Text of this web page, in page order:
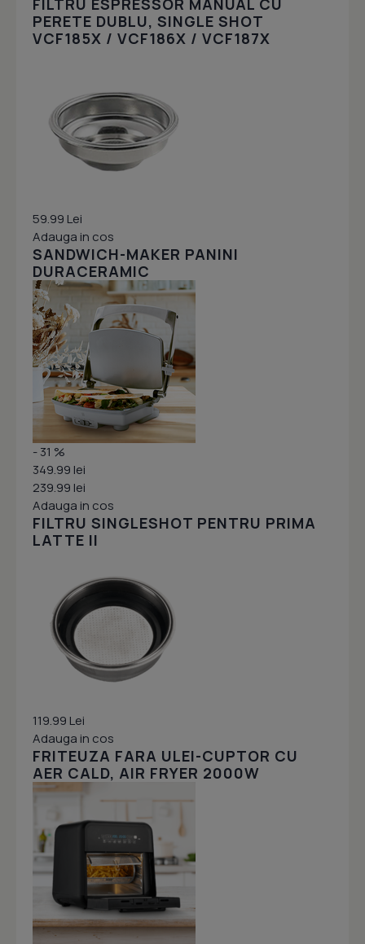
FILTRU ESPRESSOR MANUAL CU
PERETE DUBLU, SINGLE SHOT
VCF185X / VCF186X / VCF187X
59.99 Lei
Adauga in cos
SANDWICH-MAKER PANINI
DURACERAMIC
- 31 %
349.99 lei
239.99 lei
Adauga in cos
FILTRU SINGLESHOT PENTRU PRIMA
LATTE II
119.99 Lei
Adauga in cos
FRITEUZA FARA ULEI-CUPTOR CU
AER CALD, AIR FRYER 2000W